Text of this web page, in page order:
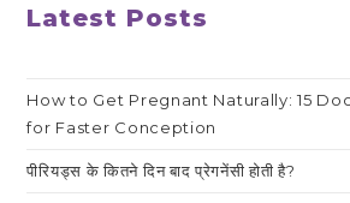
Latest Posts
How to Get Pregnant Naturally: 15
for Faster Conception
पीरियड्स के कितने दिन बाद प्रेगनेंसी होती है?